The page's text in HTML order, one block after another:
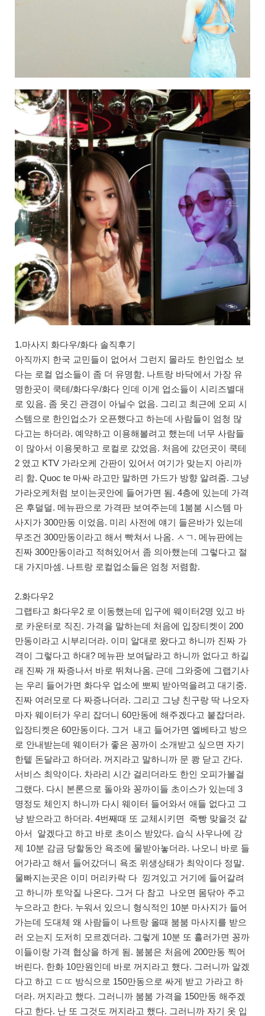
1.마사지 화다우/화다 솔직후기
아직까지 한국 교민들이 없어서 그런지 몰라도 한인업소 보
다는 로컬 업소들이 좀 더 유명함. 나트랑 바닥에서 가장 유
명한곳이 쿡테/화다우/화다 인데 이게 업소들이 시리즈별대
로 있음. 좀 웃긴 관경이 아닐수 없음. 그리고 최근에 오피 시
스템으로 한인업소가 오픈했다고 하는데 사람들이 엄청 많
다고는 하더라. 예약하고 이용해볼려고 했는데 너무 사람들
이 많아서 이용못하고 로컬로 갔었음. 처음에 갔던곳이 쿡테
2 였고 KTV 가라오케 간판이 있어서 여기가 맞는지 아리까
리 함. Quoc te 마싸 라고만 말하면 가드가 방향 알려줌. 그냥
가라오케처럼 보이는곳안에 들어가면 됨. 4층에 있는데 가격
은 후덜덜. 메뉴판으로 가격판 보여주는데 1붐붐 시스템 마
사지가 300만동 이었음. 미리 사전에 얘기 들은바가 있는데
무조건 300만동이라고 해서 빡쳐서 나옴. ㅅㄱ. 메뉴판에는
진짜 300만동이라고 적혀있어서 좀 의아했는데 그렇다고 절
대 가지마셈. 나트랑 로컬업소들은 엄청 저렴함.
2.화다우2
그랩타고 화다우2 로 이동했는데 입구에 웨이터2명 있고 바
로 카운터로 직진. 가격을 말하는데 처음에 입장티켓이 200
만동이라고 시부리더라. 이미 알대로 왔다고 하니까 진짜 가
격이 그렇다고 하대? 메뉴판 보여달라고 하니까 없다고 하길
래 진짜 개 짜증나서 바로 뛰쳐나옴. 근데 그와중에 그랩기사
는 우리 들어가면 화다우 업소에 뽀찌 받아먹을려고 대기중.
진짜 여러모로 다 짜증나더라. 그리고 그냥 친구랑 딱 나오자
마자 웨이터가 우리 잡더니 60만동에 해주겠다고 붙잡더라.
입장티켓은 60만동이다. 그거 내고 들어가면 엘베타고 방으
로 안내받는데 웨이터가 좋은 꽁까이 소개받고 싶으면 자기
한텥 돈달라고 하더라. 꺼지라고 말하니까 문 쾅 닫고 간다.
서비스 최악이다. 차라리 시간 걸리더라도 한인 오피가볼걸
그랬다. 다시 본론으로 돌아와 꽁까이들 초이스가 있는데 3
명정도 체인지 하니까 다시 웨이터 들어와서 애들 없다고 그
냥 받으라고 하더라. 4번째때 또 교체시키면 죽빵 맞을것 같
아서 알겠다고 하고 바로 초이스 받았다. 습식 사우나에 강
제 10분 감금 당할동안 욕조에 물받아놓더라. 나오니 바로 들
어가라고 해서 들어갔더니 욕조 위생상태가 최악이다 정말.
물빠지는곳은 이미 머리카락 다 낑겨있고 거기에 들어갈려
고 하니까 토악질 나온다. 그거 다 참고 나오면 몸닦아 주고
누으라고 한다. 누워서 있으니 형식적인 10분 마사지가 들어
가는데 도대체 왜 사람들이 나트랑 올때 붐붐 마사지를 받으
러 오는지 도저히 모르겠더라. 그렇게 10분 또 흘러가면 꽁까
이들이랑 가격 협상을 하게 됨. 붐붐은 처음에 200만동 찍어
버린다. 한화 10만원인데 바로 꺼지라고 했다. 그러니까 알겠
다고 하고 ㄷㄸ 방식으로 150만동으로 싸게 받고 가라고 하
더라. 꺼지라고 했다. 그러니까 붐붐 가격을 150만동 해주겠
다고 한다. 난 또 그것도 꺼지라고 했다. 그러니까 자기 옷 입